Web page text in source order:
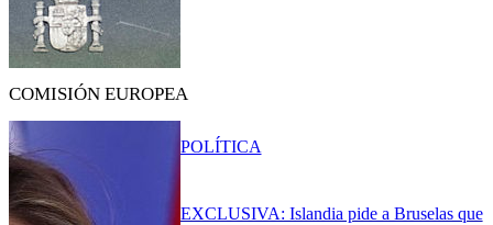
COMISIÓN EUROPEA
EXCLUSIVA: Islandia pide a Bruselas que
POLÍTICA